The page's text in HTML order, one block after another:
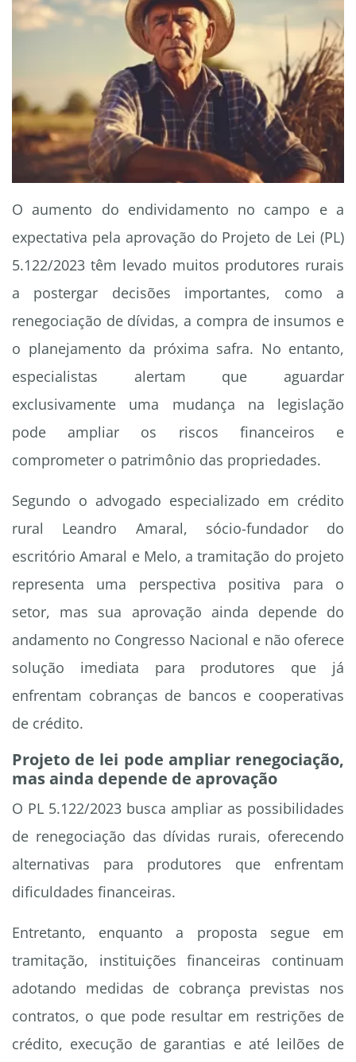
O aumento do endividamento no campo e a
expectativa pela aprovação do Projeto de Lei (PL)
5.122/2023 têm levado muitos produtores rurais
a postergar decisões importantes, como a
renegociação de dívidas, a compra de insumos e
o planejamento da próxima safra. No entanto,
especialistas alertam que aguardar
exclusivamente uma mudança na legislação
pode ampliar os riscos financeiros e
comprometer o patrimônio das propriedades.
Segundo o advogado especializado em crédito
rural Leandro Amaral, sócio-fundador do
escritório Amaral e Melo, a tramitação do projeto
representa uma perspectiva positiva para o
setor, mas sua aprovação ainda depende do
andamento no Congresso Nacional e não oferece
solução imediata para produtores que já
enfrentam cobranças de bancos e cooperativas
de crédito.
Projeto de lei pode ampliar renegociação,
mas ainda depende de aprovação
O PL 5.122/2023 busca ampliar as possibilidades
de renegociação das dívidas rurais, oferecendo
alternativas para produtores que enfrentam
dificuldades financeiras.
Entretanto, enquanto a proposta segue em
tramitação, instituições financeiras continuam
adotando medidas de cobrança previstas nos
contratos, o que pode resultar em restrições de
crédito, execução de garantias e até leilões de